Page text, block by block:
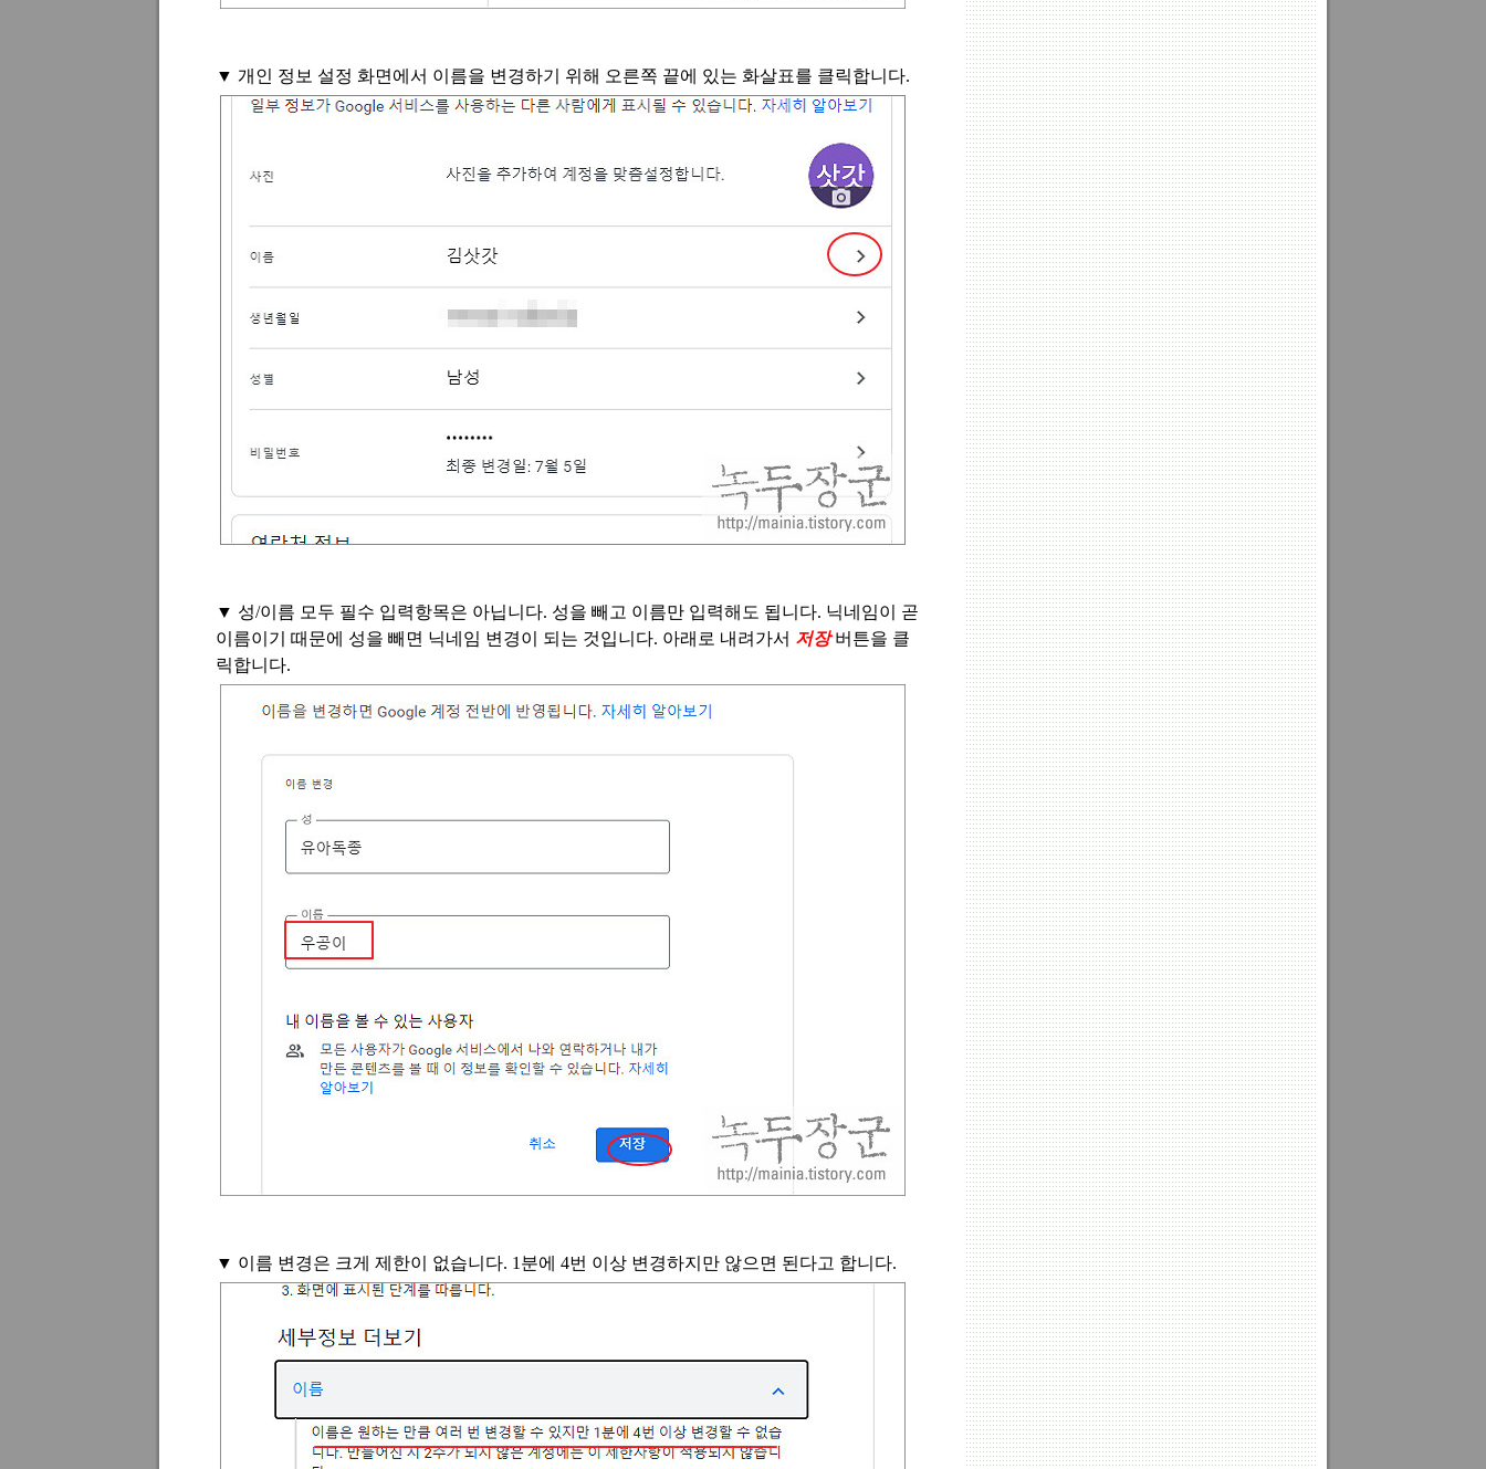
▼ 개인 정보 설정 화면에서 이름을 변경하기 위해 오른쪽 끝에 있는 화살표를 클릭합니다.
▼ 성/이름 모두 필수 입력항목은 아닙니다. 성을 빼고 이름만 입력해도 됩니다. 닉네임이 곧
이름이기 때문에 성을 빼면 닉네임 변경이 되는 것입니다. 아래로 내려가서 저장 버튼을 클
릭합니다.
▼ 이름 변경은 크게 제한이 없습니다. 1 분에 4번 이상 변경하지만 않으면 된다고 합니다.